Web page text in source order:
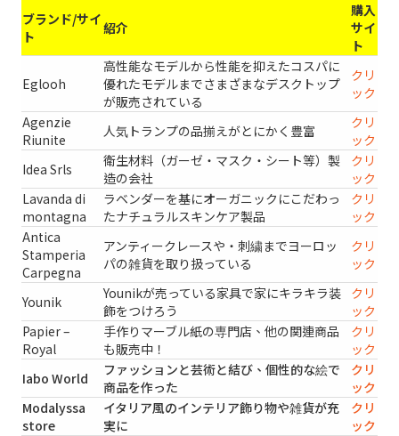
ブランド/サイ
ト
紹介
購入
サイ
ト
Eglooh
高性能なモデルから性能を抑えたコスパに
優れたモデルまでさまざまなデスクトップ
が販売されている
クリ
ック
Agenzie
Riunite
人気トランプの品揃えがとにかく豊富
クリ
ック
Idea Srls
衛生材料（ガーゼ・マスク・シート等）製
造の会社
クリ
ック
Lavanda di
montagna
ラベンダーを基にオーガニックにこだわっ
たナチュラルスキンケア製品
クリ
ック
Antica
Stamperia
Carpegna
アンティークレースや・刺繍までヨーロッ
パの雑貨を取り扱っている
クリ
ック
Younik
Younikが売っている家具で家にキラキラ装
飾をつけろう
クリ
ック
Papier –
Royal
手作りマーブル紙の専門店、他の関連商品
も販売中！
クリ
ック
Iabo World
ファッションと芸術と結び、個性的な絵で
商品を作った
クリ
ック
Modalyssa
store
イタリア風のインテリア飾り物や雑貨が充
実に
クリ
ック